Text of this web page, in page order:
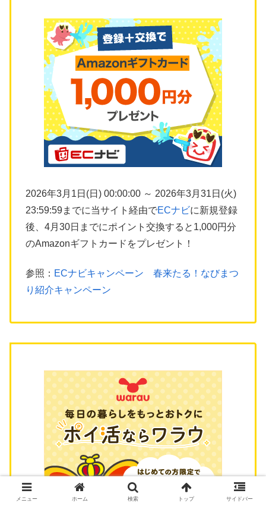
2026年3月1日(日) 00:00:00 ～ 2026年3月31日(火)
23:59:59までに当サイト経由でECナビに新規登録
後、4月30日までにポイント交換すると1,000円分
のAmazonギフトカードをプレゼント！
参照： ECナビキャンペーン 春来たる！なびまつ
り紹介キャンペーン
メニュー ホーム 検索 トップ サイドバー